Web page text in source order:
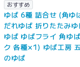
おすすめ
ゆば 6種 詰合せ (角ゆ
だれゆば 折りたたみ
ゆば ゆばフライ 角ゆ
ク 各種×1) ゆば工房
のゆば